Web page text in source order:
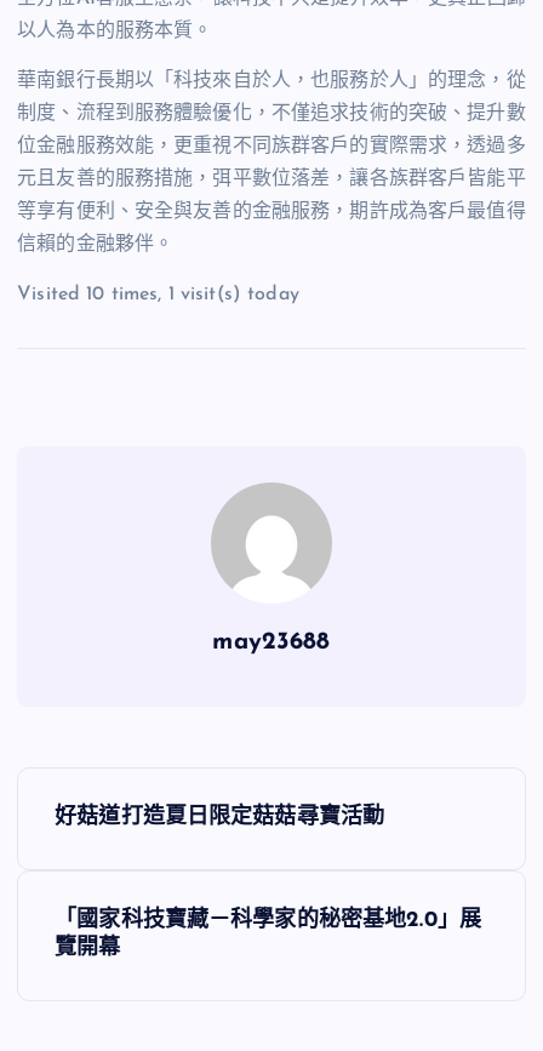
以人為本的服務本質。
華南銀行長期以「科技來自於人，也服務於人」的理念，從
制度、流程到服務體驗優化，不僅追求技術的突破、提升數
位金融服務效能，更重視不同族群客戶的實際需求，透過多
元且友善的服務措施，弭平數位落差，讓各族群客戶皆能平
等享有便利、安全與友善的金融服務，期許成為客戶最值得
信賴的金融夥伴。
Visited 10 times, 1 visit(s) today
may23688
文好菇道打造夏日限定菇菇尋寶活動
「國家科技寶藏－科學家的秘密基地2.0」展
覽開幕